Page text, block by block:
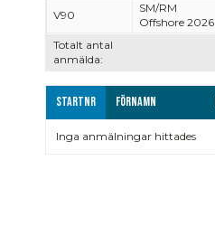
Totalt antal
anmälda:
V90
SM/RM
Offshore 2026
Startnr Förnamn
Inga anmälningar hittades